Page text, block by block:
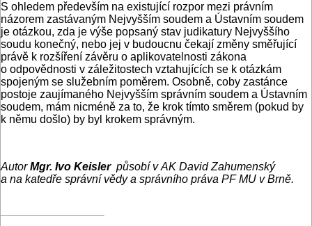
S ohledem především na existující rozpor mezi právním
názorem zastávaným Nejvyšším soudem a Ústavním soudem
je otázkou, zda je výše popsaný stav judikatury Nejvyššího
soudu konečný, nebo jej v budoucnu čekají změny směřující
právě k rozšíření závěru o aplikovatelnosti zákona
o odpovědnosti v záležitostech vztahujících se k otázkám
spojeným se služebním poměrem. Osobně, coby zastánce
postoje za­ujímaného Nejvyšším správním soudem a Ústavním
soudem, mám nicméně za to, že krok tímto směrem (pokud by
k němu došlo) by byl krokem správným.
AutorMgr. Ivo Keisler působí v AK David Zahumenský
a na katedře správní vědy a správního práva PF MU v Brně.